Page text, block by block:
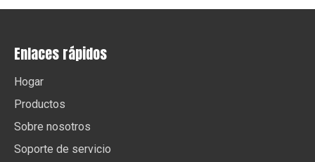
Enlaces rápidos
Hogar
Productos
Sobre nosotros
Soporte de servicio